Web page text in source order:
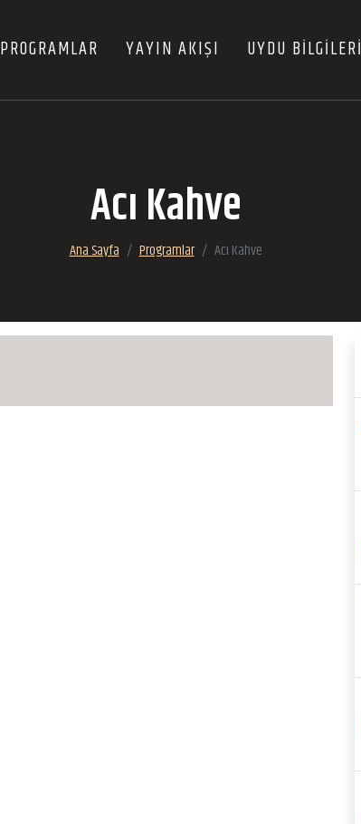
PROGRAMLAR YAYIN AKIŞI UYDU BİLGİLERİ
Acı Kahve
Ana Sayfa Programlar Acı Kahve